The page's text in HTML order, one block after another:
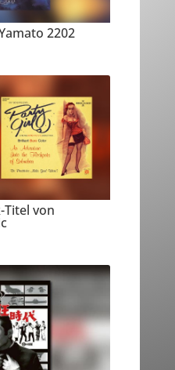
2202
Titel von